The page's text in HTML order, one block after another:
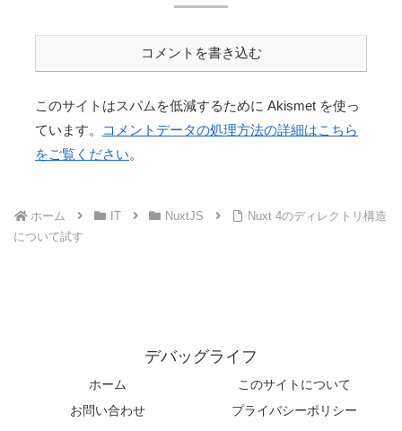
コメントを書き込む
このサイトはスパムを低減するために Akismet を使っ
ています。
コメントデータの処理方法の詳細はこちら
をご覧ください。
ホーム IT NuxtJS
Nuxt 4のディレクトリ構造
について試す
デバッグライフ
ホーム
このサイトについて
お問い合わせ
プライバシーポリシー